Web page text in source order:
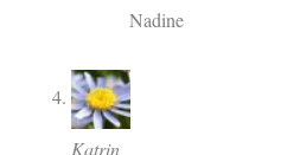
Nadine
Katrin